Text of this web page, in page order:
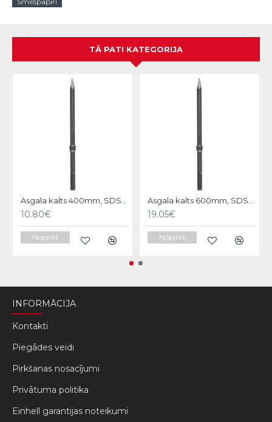
TĀ PATI KATEGORIJA
Asgala kalts 400mm, SDS-MAX KWB
10.80€
Nopirkt
Asgala kalts 600mm, SDS-MAX KWB
19.05€
Nopirkt
INFORMĀCIJA
Kontakti
Piegādes veidi
Pirkšanas nosacījumi
Privātuma politika
Einhell garantijas noteikumi